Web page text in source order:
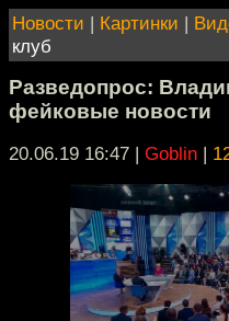
Новости | Картинки |
клуб
Разведопрос:
фейковые новости
20.06.19 16:47 | Goblin |